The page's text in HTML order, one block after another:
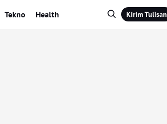
Tekno Health Kirim Tulisan